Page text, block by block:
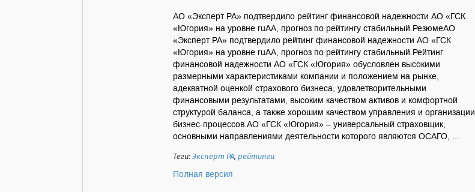
АО «Эксперт РА» подтвердило рейтинг финансовой надежности АО «ГСК
«Югория» на уровне ruAA, прогноз по рейтингу стабильный.РезюмеАО
«Эксперт РА» подтвердило рейтинг финансовой надежности АО «ГСК
«Югория» на уровне ruAA, прогноз по рейтингу стабильный.Рейтинг
финансовой надежности АО «ГСК «Югория» обусловлен высокими
размерными характеристиками компании и положением на рынке,
адекватной оценкой страхового бизнеса, удовлетворительными
финансовыми результатами, высоким качеством активов и комфортной
структурой баланса, а также хорошим качеством управления и организации
бизнес-процессов.АО «ГСК «Югория» – универсальный страховщик,
основными направлениями деятельности которого являются ОСАГО, ...
Теги:Эксперт РА,рейтинги
Полная версия